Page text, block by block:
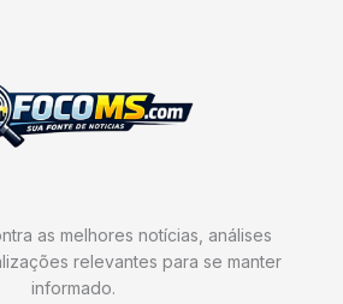
as melhores notícias, análises
relevantes para se manter
informado.